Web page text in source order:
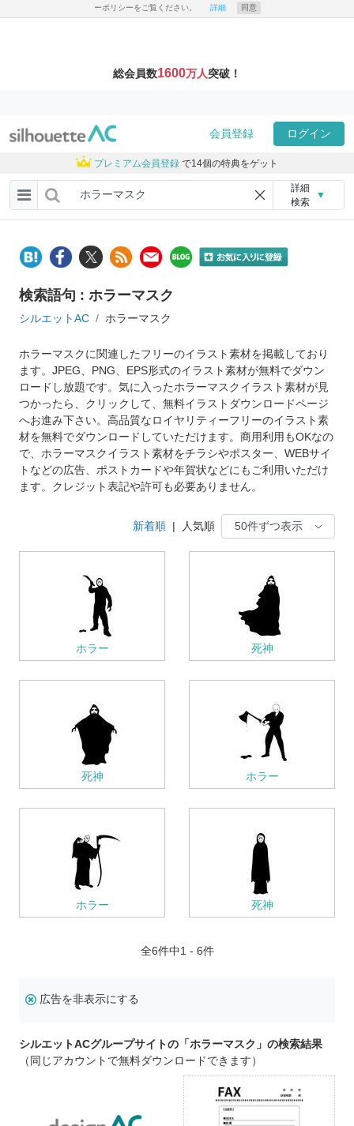
ーポリシーをご覧ください。 詳細 同意
総会員数1600万人突破！
会員登録 ログイン
プレミアム会員登録 で14個の特典をゲット
詳細
検索
▼
検索語句 : ホラーマスク
シルエットAC ホラーマスク
ホラーマスクに関連したフリーのイラスト素材を掲載しており
ます。JPEG、PNG、EPS形式のイラスト素材が無料でダウン
ロードし放題です。気に入ったホラーマスクイラスト素材が見
つかったら、クリックして、無料イラストダウンロードページ
へお進み下さい。高品質なロイヤリティーフリーのイラスト素
材を無料でダウンロードしていただけます。商用利用もOKなの
で、ホラーマスクイラスト素材をチラシやポスター、WEBサイ
トなどの広告、ポストカードや年賀状などにもご利用いただけ
ます。クレジット表記や許可も必要ありません。
新着順 | 人気順
ホラー 死神
死神 ホラー
ホラー 死神
全6件中1 - 6件
広告を非表示にする
シルエットACグループサイトの「ホラーマスク」の検索結果
（同じアカウントで無料ダウンロードできます）